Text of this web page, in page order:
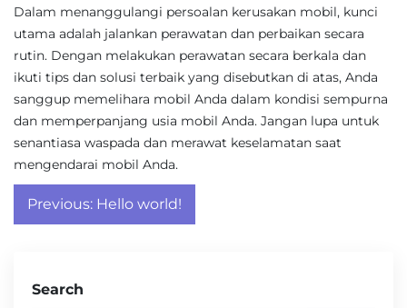
Dalam menanggulangi persoalan kerusakan mobil, kunci
utama adalah jalankan perawatan dan perbaikan secara
rutin. Dengan melakukan perawatan secara berkala dan
ikuti tips dan solusi terbaik yang disebutkan di atas, Anda
sanggup memelihara mobil Anda dalam kondisi sempurna
dan memperpanjang usia mobil Anda. Jangan lupa untuk
senantiasa waspada dan merawat keselamatan saat
mengendarai mobil Anda.
Post
navigation
Previous: Hello world!
Search